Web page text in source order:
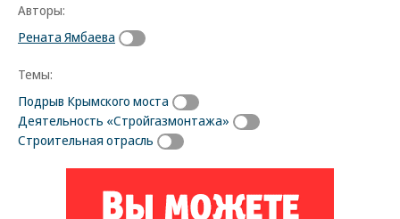
Авторы:
Рената Ямбаева
Темы:
Подрыв Крымского моста
Деятельность «Стройгазмонтажа»
Строительная отрасль